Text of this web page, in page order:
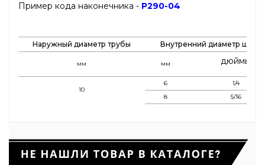
Пример кода наконечника - P290-04
Наружный диаметр трубы Внутренний диаметр
мм мм дюймы
10
6
1/4
8
5/16